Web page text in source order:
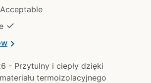
✓
chevron_right
- Przytulny i ciepły dzięki
termoizolacyjnego